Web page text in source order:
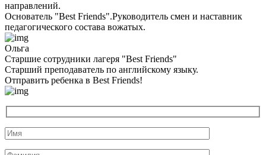
направлений.
Основатель "Best Friends".Руководитель смен и наставник
педагогического состава вожатых.
Ольга
Старшие сотрудники лагеря "Best Friends"
Cтарший преподаватель по английскому языку.
Отправить ребенка в Best Friends!